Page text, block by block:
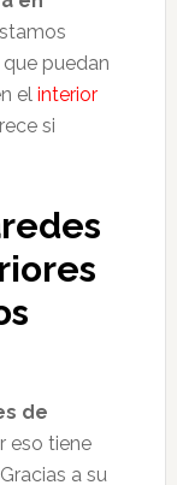
puedan
el interior
si
de
eso tiene
a su